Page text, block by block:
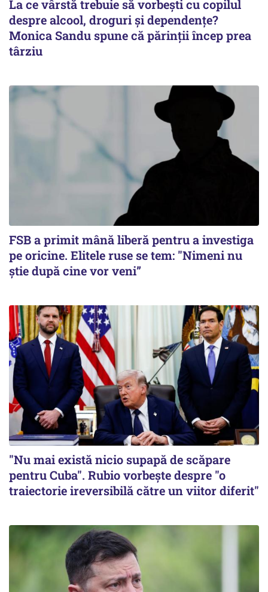
La ce vârstă trebuie să vorbești cu copilul
despre alcool, droguri și dependențe?
Monica Sandu spune că părinții încep prea
târziu
FSB a primit mână liberă pentru a investiga
pe oricine. Elitele ruse se tem: "Nimeni nu
știe după cine vor veni”
"Nu mai există nicio supapă de scăpare
pentru Cuba". Rubio vorbește despre "o
traiectorie ireversibilă către un viitor diferit"